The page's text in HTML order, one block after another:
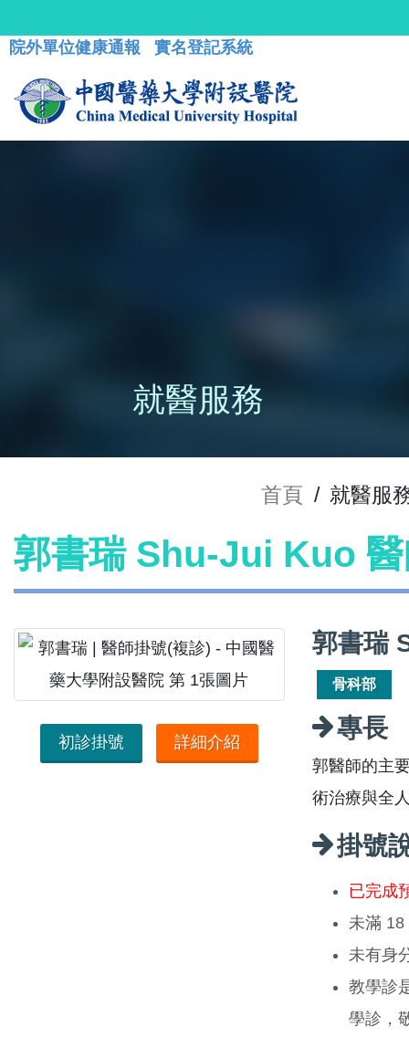
院外單位健康通報 實名登記系統
就醫服務
首頁 / 就醫服
郭書瑞 Shu-Jui Kuo
初診掛號 詳細介紹
郭書瑞
骨科部
專長
郭醫師的主
術治療與全
掛號
已完成
未滿 18
未有身
教學診
學診，